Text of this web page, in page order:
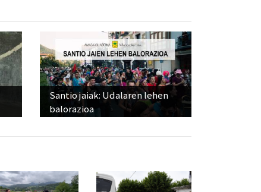
Santio jaiak: Udalaren lehen
balorazioa